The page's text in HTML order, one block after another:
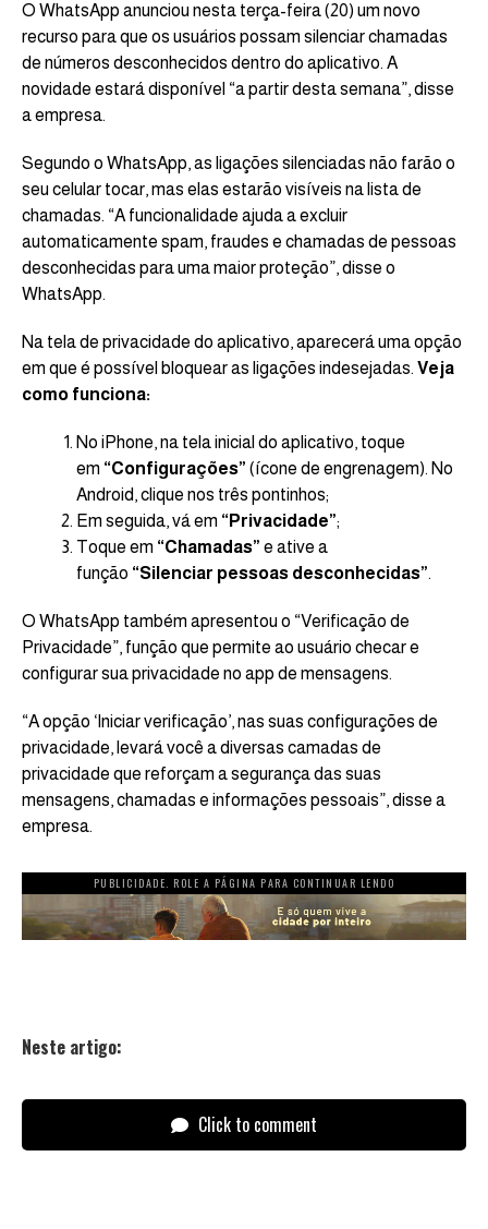
O WhatsApp anunciou nesta terça-feira (20) um novo
recurso para que os usuários possam silenciar chamadas
de números desconhecidos dentro do aplicativo. A
novidade estará disponível “a partir desta semana”, disse
a empresa.
Segundo o WhatsApp, as ligações silenciadas não farão o
seu celular tocar, mas elas estarão visíveis na lista de
chamadas. “A funcionalidade ajuda a excluir
automaticamente spam, fraudes e chamadas de pessoas
desconhecidas para uma maior proteção”, disse o
WhatsApp.
Na tela de privacidade do aplicativo, aparecerá uma opção
em que é possível bloquear as ligações indesejadas. Veja
como funciona:
No iPhone, na tela inicial do aplicativo, toque
em “Configurações” (ícone de engrenagem). No
Android, clique nos três pontinhos;
Em seguida, vá em “Privacidade”;
Toque em “Chamadas” e ative a
função “Silenciar pessoas desconhecidas”.
O WhatsApp também apresentou o “Verificação de
Privacidade”, função que permite ao usuário checar e
configurar sua privacidade no app de mensagens.
“A opção ‘Iniciar verificação’, nas suas configurações de
privacidade, levará você a diversas camadas de
privacidade que reforçam a segurança das suas
mensagens, chamadas e informações pessoais”, disse a
empresa.
PUBLICIDADE. ROLE A PÁGINA PARA CONTINUAR LENDO
Neste artigo:
Click to comment